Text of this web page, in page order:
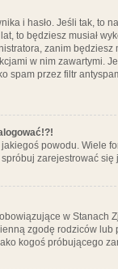
i hasło. Jeśli tak, to
to będziesz musiał
zanim
w nim zawartymi.
spam przez filtr
powodu. Wiele
zarejestrować
w
zgodę rodziców
kogoś próbującego